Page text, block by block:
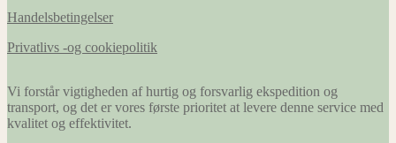
Handelsbetingelser
Privatlivs -og cookiepolitik
Vi forstår vigtigheden af hurtig og forsvarlig ekspedition og
transport, og det er vores første prioritet at levere denne service med
kvalitet og effektivitet.
det muligt
for en
hjemmeside
oplysninger,
der ændrer
den måde
hjemmesiden